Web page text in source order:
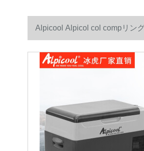
Alpicool Alpicol col compリン